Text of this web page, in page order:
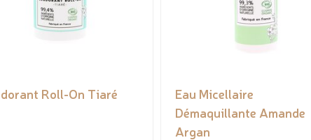
Roll-On Tiaré
Eau Micellaire
Démaquillante Amande
Argan